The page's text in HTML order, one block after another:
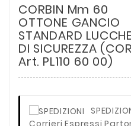
CORBIN Mm 60
OTTONE GANCIO
STANDARD
DI SICUREZZA
Art. PL110 60 00)
Corrieri Espressi